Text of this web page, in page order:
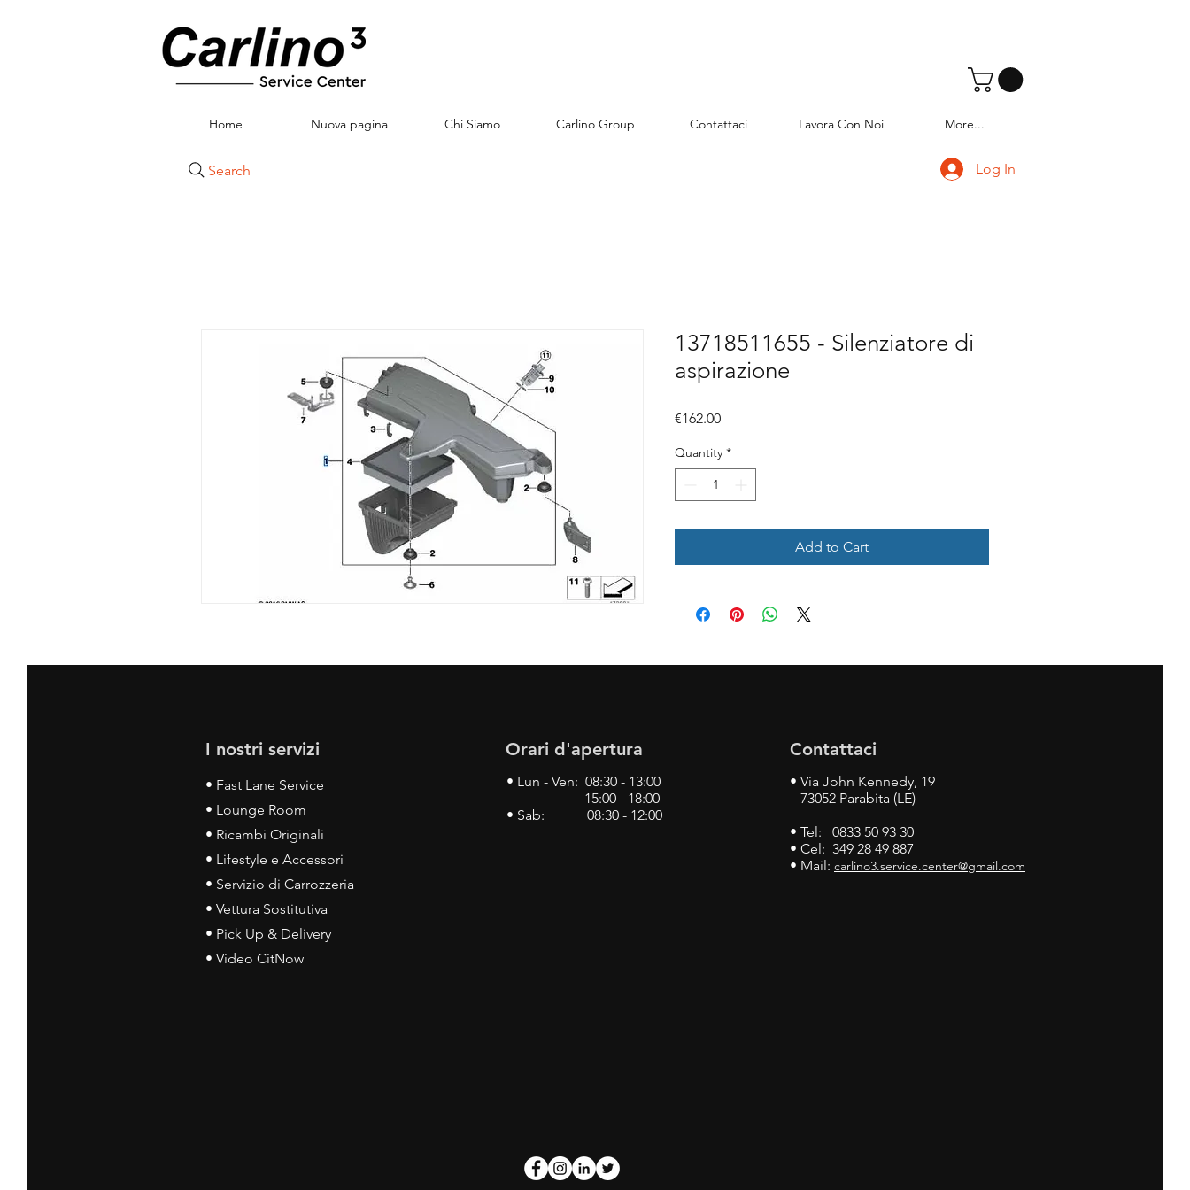
Home Nuova pagina Chi Siamo Carlino Group Contattaci Lavora Con Noi More...
Search Log In
13718511655 - Silenziatore di
aspirazione
€162.00Price
Quantity *
Add to Cart
I nostri servizi
• Fast Lane Service
• Lounge Room
• Ricambi Originali
• Lifestyle e Accessori
• Servizio di Carrozzeria
• Vettura Sostitutiva
• Pick Up & Delivery
• Video CitNow
Orari d'apertura
• Lun - Ven: 08:30 - 13:00
15:00 - 18:00
• Sab: 08:30 - 12:00
Contattaci
• Via John Kennedy, 19
73052 Parabita (LE)
• Tel: 0833 50 93 30
• Cel: 349 28 49 887
• Mail: carlino3.service.center@gmail.com